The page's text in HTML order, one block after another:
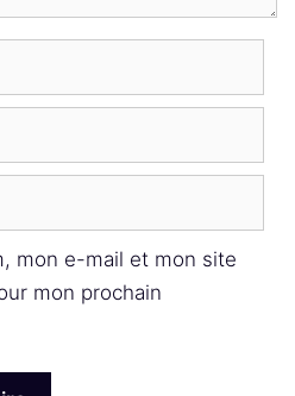
mon e-mail et mon site
mon prochain